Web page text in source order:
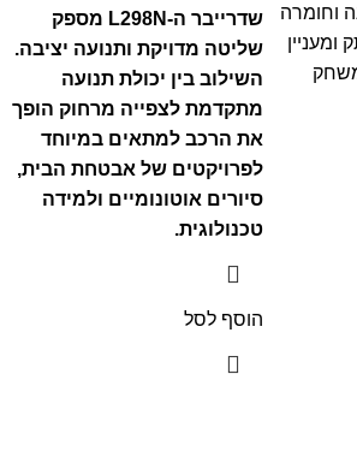
וחומרה
שדרייבר ה-L298N מספק
שליטה מדויקת ותנועה יציבה.
השילוב בין יכולת תנועה
מתקדמת לצפייה מרחוק הופך
את הרכב למתאים במיוחד
לפרויקטים של אבטחת הבית,
סיורים אוטונומיים ולמידה
טכנולוגית.
הוסף לסל